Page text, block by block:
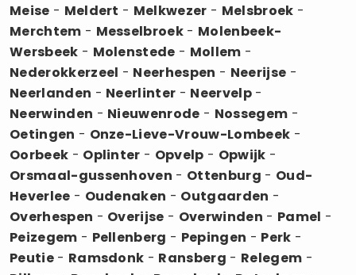
Meise - Meldert - Melkwezer - Melsbroek -
Merchtem - Messelbroek - Molenbeek-
Wersbeek - Molenstede - Mollem -
Nederokkerzeel - Neerhespen - Neerijse -
Neerlanden - Neerlinter - Neervelp-
Neerwinden - Nieuwenrode - Nossegem -
Oetingen - Onze-Lieve-Vrouw-Lombeek -
Oorbeek - Oplinter - Opvelp - Opwijk -
Orsmaal-gussenhoven - Ottenburg - Oud-
Heverlee - Oudenaken - Outgaarden -
Overhespen - Overijse - Overwinden - Pamel -
Peizegem - Pellenberg - Pepingen - Perk -
Peutie- Ramsdonk - Ransberg - Relegem -